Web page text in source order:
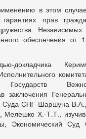
в этом
прав
обеспечения от
докладчика
Государств
заключения
Суда СНГ Шаршуна
Мелешко Х.-Т.Т.,
Экономический Суд